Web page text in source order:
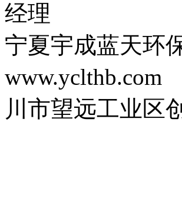
经理
宁夏宇成蓝天
川市望远工业区